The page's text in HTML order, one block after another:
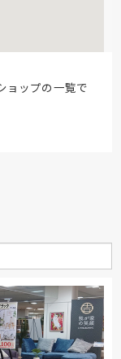
ョップの一覧で